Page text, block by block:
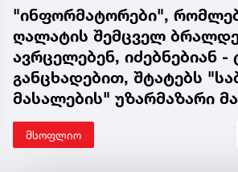
"ინფორმატორები",
ღალატის შემცველ
ავრცელებენ, იძებნებიან -
განცხადებით, შტატებს
მასალების" უზარმაზარი
მსოფლიო